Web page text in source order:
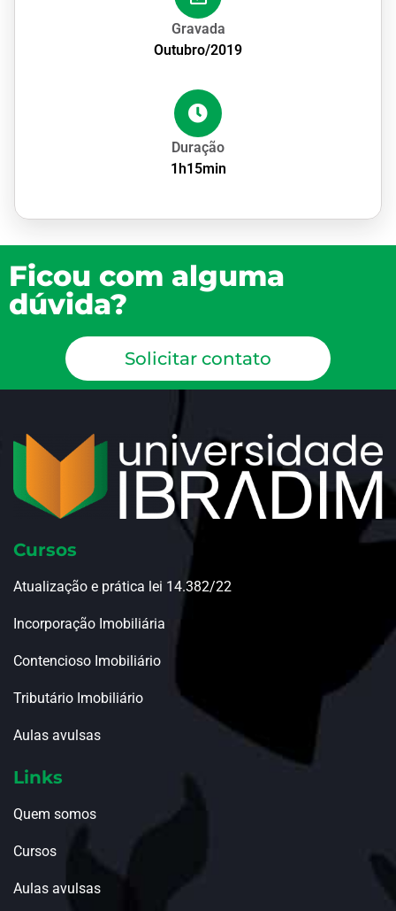
Gravada
Outubro/2019
Duração
1h15min
Ficou com alguma
dúvida?
Solicitar contato
Cursos
Atualização e prática lei 14.382/22
Incorporação Imobiliária
Contencioso Imobiliário
Tributário Imobiliário
Aulas avulsas
Links
Quem somos
Cursos
Aulas avulsas